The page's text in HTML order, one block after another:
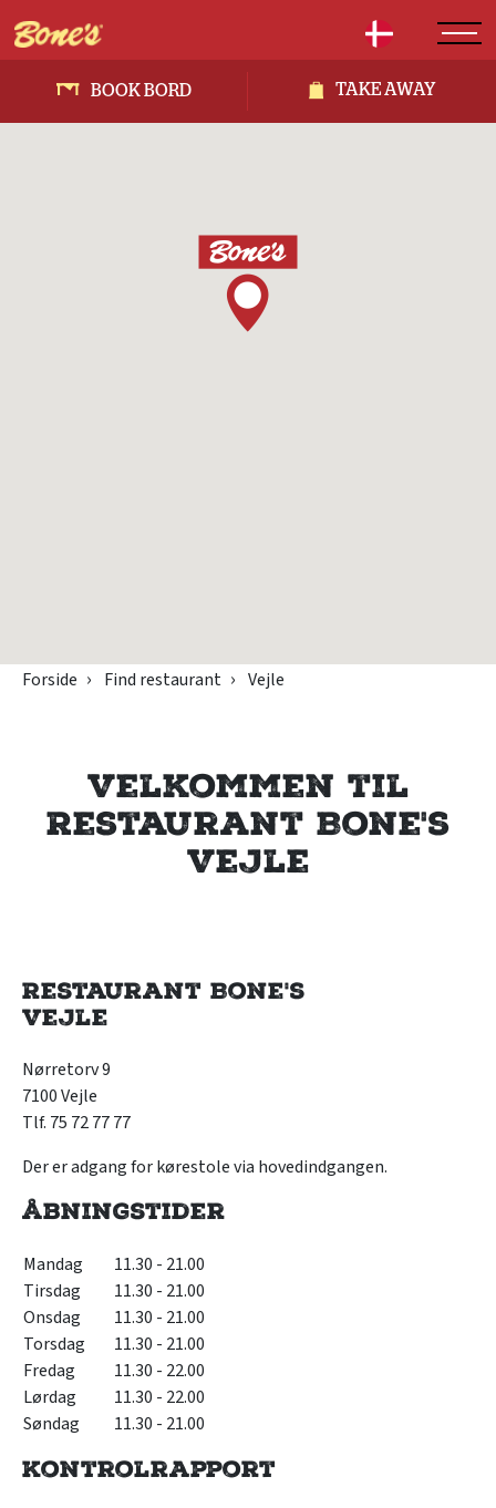
BOOK BORD TAKE AWAY
Forside Find restaurant Vejle
Velkommen til
Restaurant Bone's
Vejle
Restaurant Bone's
Vejle
Nørretorv 9
7100 Vejle
Tlf. 75 72 77 77
Der er adgang for kørestole via hovedindgangen.
Åbningstider
Mandag
Tirsdag
Onsdag
Torsdag
Fredag
Lørdag
Søndag
11.30 - 21.00
11.30 - 21.00
11.30 - 21.00
11.30 - 21.00
11.30 - 22.00
11.30 - 22.00
11.30 - 21.00
Kontrolrapport